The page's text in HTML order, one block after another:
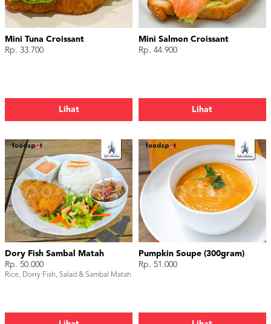
Mini Tuna Croissant
Rp. 33.700
Lihat
Mini Salmon Croissant
Rp. 44.900
Lihat
Dory Fish Sambal Matah
Rp. 50.000
Rice, Dorry Fish, Salad & Sambal Matah
Pumpkin Soupe (300gram)
Rp. 51.000